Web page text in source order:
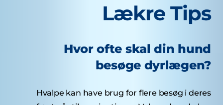
Lækre Tips
Hvor ofte skal din hund
besøge dyrlægen?
Hvalpe kan have brug for flere besøg i deres